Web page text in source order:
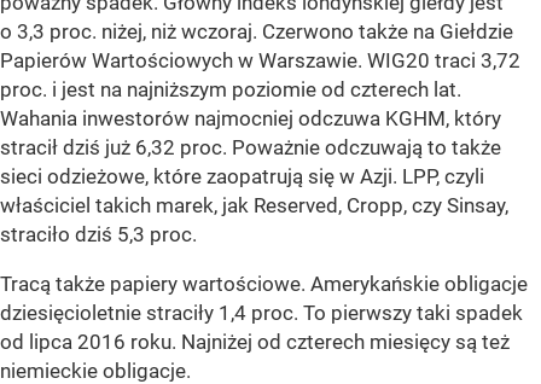
o 3,3 proc. niżej, niż wczoraj. Czerwono także na Giełdzie
Papierów Wartościowych w Warszawie. WIG20 traci 3,72
proc. i jest na najniższym poziomie od czterech lat.
Wahania inwestorów najmocniej odczuwa KGHM, który
stracił dziś już 6,32 proc. Poważnie odczuwają to także
sieci odzieżowe, które zaopatrują się w Azji. LPP, czyli
właściciel takich marek, jak Reserved, Cropp, czy Sinsay,
straciło dziś 5,3 proc.
Tracą także papiery wartościowe. Amerykańskie obligacje
dziesięcioletnie straciły 1,4 proc. To pierwszy taki spadek
od lipca 2016 roku. Najniżej od czterech miesięcy są też
niemieckie obligacje.